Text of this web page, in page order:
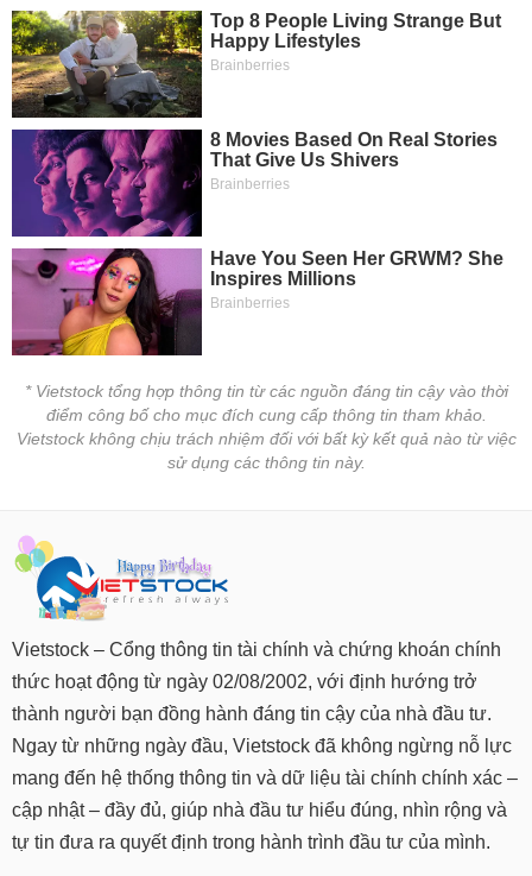
* Vietstock tổng hợp thông tin từ các nguồn đáng tin cậy vào thời
điểm công bố cho mục đích cung cấp thông tin tham khảo.
Vietstock không chịu trách nhiệm đối với bất kỳ kết quả nào từ việc
sử dụng các thông tin này.
Vietstock – Cổng thông tin tài chính và chứng khoán chính
thức hoạt động từ ngày 02/08/2002, với định hướng trở
thành người bạn đồng hành đáng tin cậy của nhà đầu tư.
Ngay từ những ngày đầu, Vietstock đã không ngừng nỗ lực
mang đến hệ thống thông tin và dữ liệu tài chính chính xác –
cập nhật – đầy đủ, giúp nhà đầu tư hiểu đúng, nhìn rộng và
tự tin đưa ra quyết định trong hành trình đầu tư của mình.